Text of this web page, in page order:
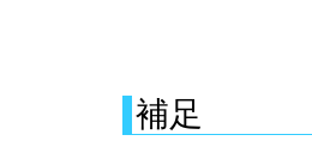
補足